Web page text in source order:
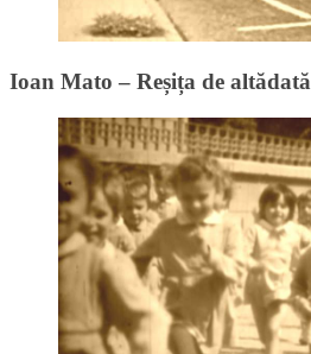
Ioan Mato – Reșița de altădată